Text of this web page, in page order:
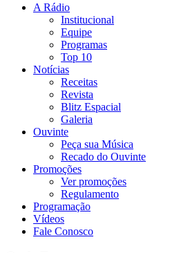
A Rádio
Institucional
Equipe
Programas
Top 10
Notícias
Receitas
Revista
Blitz Espacial
Galeria
Ouvinte
Peça sua Música
Recado do Ouvinte
Promoções
Ver promoções
Regulamento
Programação
Vídeos
Fale Conosco